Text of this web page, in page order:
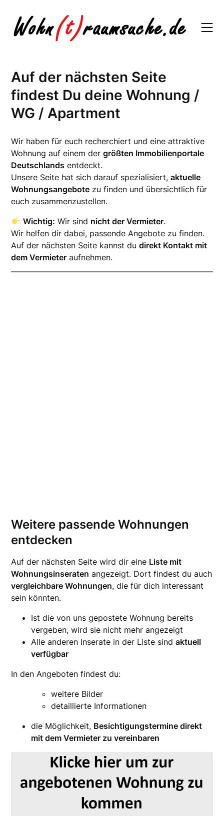
content
Auf der nächsten Seite
findest Du deine Wohnung /
WG / Apartment
Wir haben für euch recherchiert und eine attraktive
Wohnung auf einem dergrößten Immobilienportale
Deutschlands entdeckt.
Unsere Seite hat sich darauf spezialisiert,aktuelle
Wohnungsangebote zu finden und übersichtlich für
euch zusammenzustellen.
Wichtig: Wir sind nicht der Vermieter.
Wir helfen dir dabei, passende Angebote zu finden.
Auf der nächsten Seite kannst dudirekt Kontakt mit
dem Vermieter aufnehmen.
Weitere passende Wohnungen
entdecken
Auf der nächsten Seite wird dir eine Liste mit
Wohnungsinseraten angezeigt. Dort findest du auch
vergleichbare Wohnungen, die für dich interessant
sein könnten.
Ist die von uns gepostete Wohnung bereits
vergeben, wird sie nicht mehr angezeigt
Alle anderen Inserate in der Liste sindaktuell
verfügbar
In den Angeboten findest du:
weitere Bilder
detaillierte Informationen
die Möglichkeit, Besichtigungstermine direkt
mit dem Vermieter zu vereinbaren